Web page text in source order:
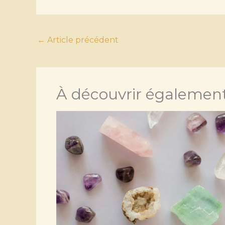
← Article précédent
À découvrir